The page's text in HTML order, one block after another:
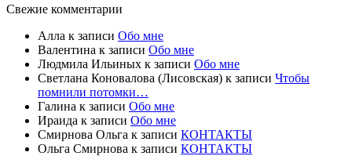
Свежие комментарии
Алла к записи Обо мне
Валентина к записи Обо мне
Людмила Ильиных к записи Обо мне
Светлана Коновалова (Лисовская) к записи Чтобы
помнили потомки…
Галина к записи Обо мне
Ираида к записи Обо мне
Смирнова Ольга к записи КОНТАКТЫ
Ольга Смирнова к записи КОНТАКТЫ